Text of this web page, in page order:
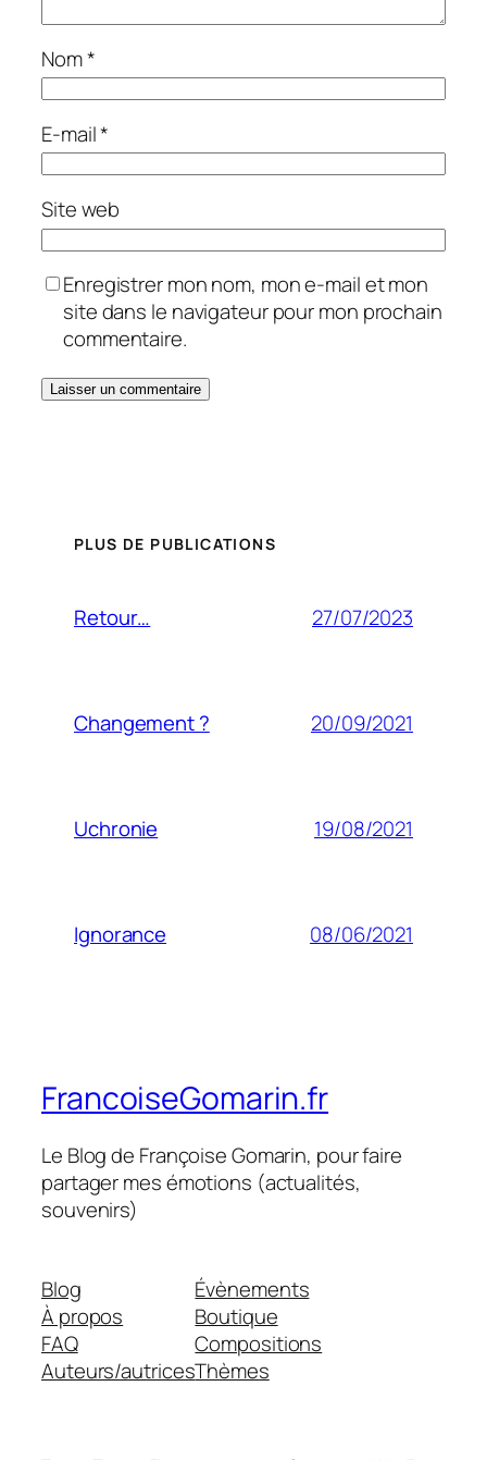
Nom*
E-mail*
Site web
Enregistrer mon nom, mon e-mail et mon
site dans le navigateur pour mon prochain
commentaire.
PLUS DE PUBLICATIONS
Retour… 27/07/2023
Changement ? 20/09/2021
Uchronie 19/08/2021
Ignorance 08/06/2021
FrancoiseGomarin.fr
Le Blog de Françoise Gomarin, pour faire
partager mes émotions (actualités,
souvenirs)
Blog
À propos
FAQ
Auteurs/autrices
Évènements
Boutique
Compositions
Thèmes